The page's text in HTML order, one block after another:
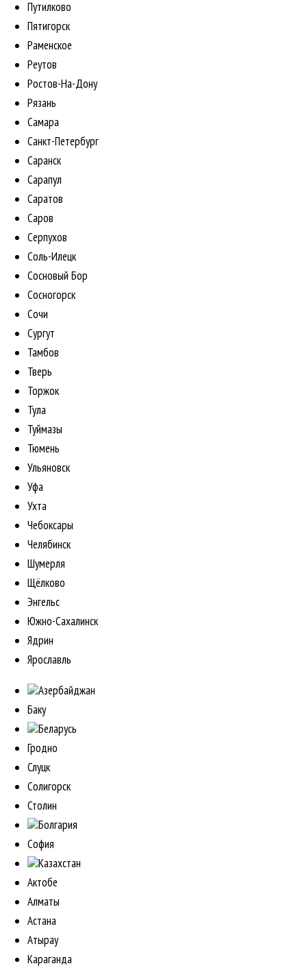
Путилково
Пятигорск
Раменское
Реутов
Ростов-На-Дону
Рязань
Самара
Санкт-Петербург
Саранск
Сарапул
Саратов
Саров
Серпухов
Соль-Илецк
Сосновый Бор
Сосногорск
Сочи
Сургут
Тамбов
Тверь
Торжок
Тула
Туймазы
Тюмень
Ульяновск
Уфа
Ухта
Чебоксары
Челябинск
Шумерля
Щёлково
Энгельс
Южно-Сахалинск
Ядрин
Ярославль
Азербайджан
Баку
Беларусь
Гродно
Слуцк
Солигорск
Столин
Болгария
София
Казахстан
Актобе
Алматы
Астана
Атырау
Караганда